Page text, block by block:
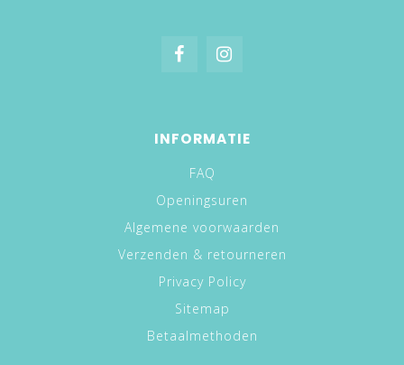
INFORMATIE
FAQ
Openingsuren
Algemene voorwaarden
Verzenden & retourneren
Privacy Policy
Sitemap
Betaalmethoden